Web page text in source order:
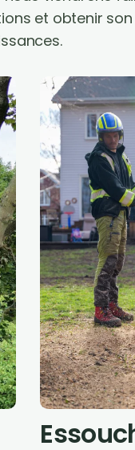
et obtenir